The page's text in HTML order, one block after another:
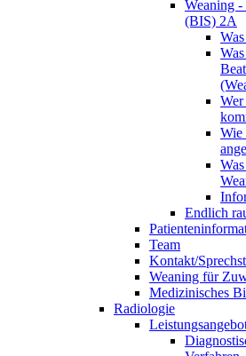
Weaning -
(BIS) 2A
Wer
Wie
Endlich
Team
Kontakt/
Weaning für
Medizinisches
Radiologie